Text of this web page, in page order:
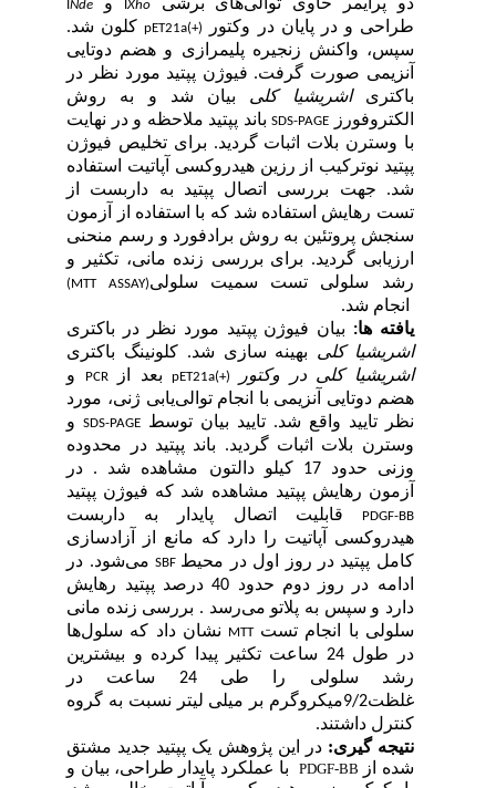
حاوی توالی‌‌‌‌‌‌‌‌‌‌‌‌‌‌‌‌‌‌‌‌‌‌‌‌‌‌‌‌های برشیXho
IوNde
I
و در پایان در وکتورpET21a(+)
کلون شد.
واکنش زنجیره پلیمرازی و هضم دوتایی
صورت گرفت. فیوژن پپتید مورد نظر در
اشریشیا کلیبیان شد و به روش
SDS-PAGE باند پپتید ملاحظه و در نهایت
بلات اثبات گردید. برای تخلیص فیوژن
نوترکیب از رزین هیدروکسی آپاتیت استفاده
جهت بررسی اتصال پپتید به داربست از
رهایش استفاده شد که با استفاده از آزمون
پروتئین به روش برادفورد و رسم منحنی
گردید. برای بررسی زنده مانی، تکثیر و
سلولی تست سمیت سلولی(MTT ASSAY)
بیان فیوژن پپتید مورد نظر در باکتری
کلیبهینه سازی شد. کلونینگ باکتری
کلی در وکتورpET21a(+)بعد ازPCRو
دوتایی آنزیمی با انجام توالی‌یابی ژنی، مورد
تایید واقع شد. تایید بیان توسطSDS-PAGEو
بلات اثبات گردید. باند پپتید در محدوده
وزنی حدود 17 کیلو دالتون مشاهده شد . در
رهایش پپتید مشاهده شد که فیوژن پپتید
قابلیت اتصال پایدار به داربست
آپاتیت را دارد که مانع از آزادسازی
پپتید در روز اول در محیط
SBFمی‌شود. در
ادامه در روز دوم حدود 40 درصد پپتید رهایش
و سپس به پلاتو می‌رسد . بررسی زنده مانی
با انجام تست
MTTنشان داد کهسلول‌ها
در طول 24 ساعت تکثیر پیدا کرده و بیشترین
رشد سلولی را طی 24 ساعت در
غلظت9/2میکروگرم بر میلی لیتر نسبت به گروه
در این پژوهش یک پپتید جدید مشتق
PDGF-BBبا عملکرد پایدار طراحی، بیان و